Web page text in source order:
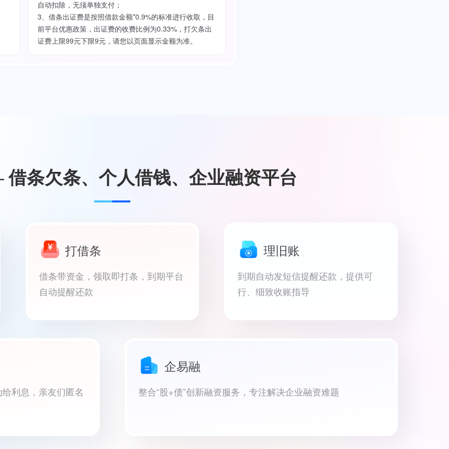
自动扣除，无须单独支付；
3、借条出证费是按照借款金额*0.9%的标准进行收取，目
前平台优惠政策，出证费的收费比例为0.33%，打欠条出
证费上限99元下限9元，请您以页面显示金额为准。
条欠条、个人借钱、企业融资平台
打借条
借条带资金，领取即打条，到期平台
自动提醒还款
理旧账
到期自动发短信提醒还款，提供可
行、细致收账指导
利息，亲友们匿名
企易融
整合“股+债”创新融资服务，专注解决企业融资难题